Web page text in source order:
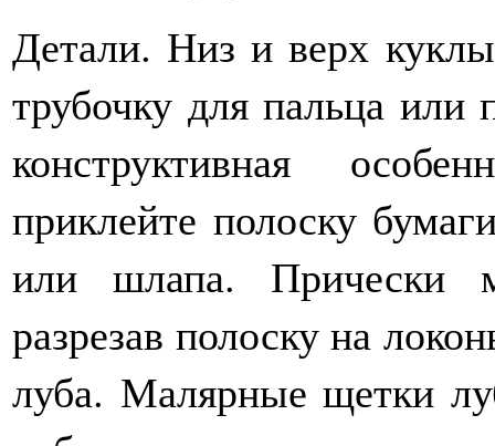
Детали. Низ и верх
трубочку для пальца
конструктивная
приклейте полоску
или шлапа. Прически
разрезав полоску на
луба. Малярные щетки